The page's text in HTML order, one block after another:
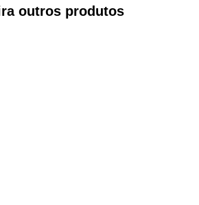
outros produtos